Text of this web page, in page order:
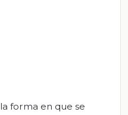
forma en que se